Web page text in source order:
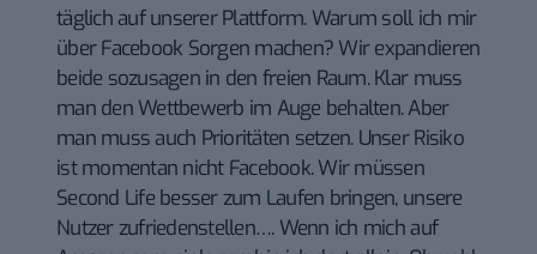
täglich auf unserer Plattform. Warum soll ich mir
über Facebook Sorgen machen? Wir expandieren
beide sozusagen in den freien Raum. Klar muss
man den Wettbewerb im Auge behalten. Aber
man muss auch Prioritäten setzen. Unser Risiko
ist momentan nicht Facebook. Wir müssen
Second Life besser zum Laufen bringen, unsere
Nutzer zufriedenstellen…. Wenn ich mich auf